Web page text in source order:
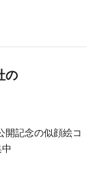
の
開記念の似顔絵コ